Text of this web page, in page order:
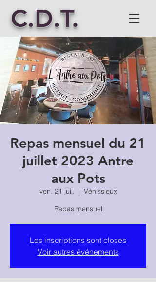
C.D.T.
Repas mensuel du 21
juillet 2023 Antre
aux Pots
ven. 21 juil.
  |
Vénissieux
Repas mensuel
Les inscriptions sont closes
Voir autres événements